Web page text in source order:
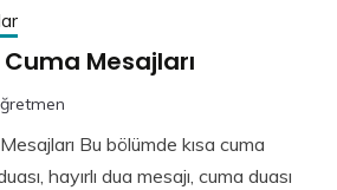
Mesajları
Bu bölümde kısa cuma
hayırlı dua mesajı, cuma duası